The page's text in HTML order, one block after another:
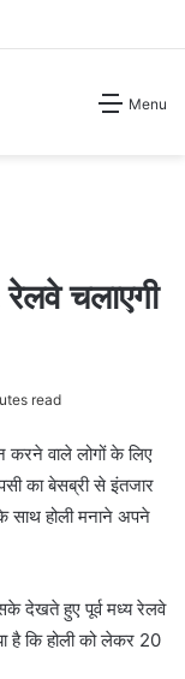
Menu
Search for
चलाएगी
read
करने वाले लोगों के लिए
का बेसब्री से इंतजार
साथ होली मनाने अपने
देखते हुए पूर्व मध्य रेलवे
है कि होली को लेकर 20